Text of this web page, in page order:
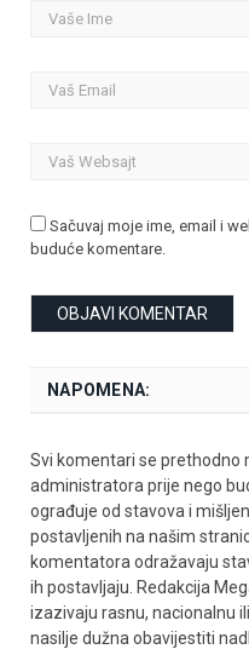
Sačuvaj moje ime, email i
buduće komentare.
NAPOMENA:
Svi komentari se prethodno
administratora prije nego
ograđuje od stavova i
postavljenih na našim
komentatora odražavaju
ih postavljaju. Redakcija
izazivaju rasnu, nacionalnu
nasilje dužna obavijestiti